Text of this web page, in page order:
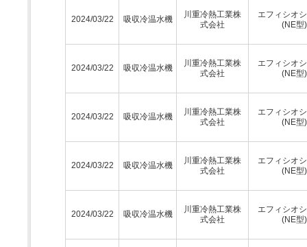
2024/03/22 吸収冷温水機
川重冷熱工業株
式会社
エフィシオ
(NE型)
2024/03/22 吸収冷温水機
川重冷熱工業株
式会社
エフィシオ
(NE型)
2024/03/22 吸収冷温水機
川重冷熱工業株
式会社
エフィシオ
(NE型)
2024/03/22 吸収冷温水機
川重冷熱工業株
式会社
エフィシオ
(NE型)
2024/03/22 吸収冷温水機
川重冷熱工業株
式会社
エフィシオ
(NE型)